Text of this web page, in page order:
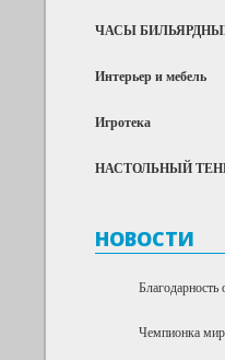
ЧАСЫ
Интерьер и мебель
Игротека
НАСТОЛЬНЫЙ
НОВОСТИ
Чемпионка